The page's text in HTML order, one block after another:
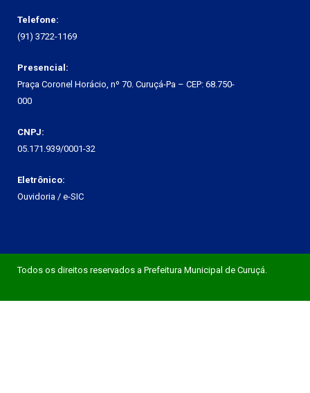
Telefone:
(91) 3722-1169
Presencial:
Praça Coronel Horácio, nº 70. Curuçá-Pa – CEP: 68.750-
000
CNPJ:
05.171.939/0001-32
Eletrônico:
Ouvidoria / e-SIC
Todos os direitos reservados a Prefeitura Municipal de Curuçá.